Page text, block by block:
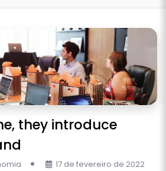
they introduce
17 de fevereiro de 2022